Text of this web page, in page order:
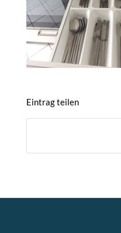
Eintrag teilen